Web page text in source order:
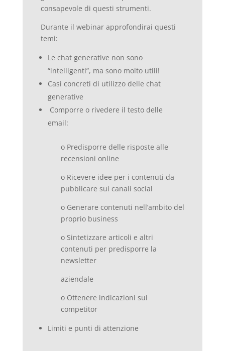
consapevole di questi strumenti.
Durante il webinar approfondirai questi
temi:
Le chat generative non sono
“intelligenti”, ma sono molto utili!
Casi concreti di utilizzo delle chat
generative
Comporre o rivedere il testo delle
email:
o Predisporre delle risposte alle
recensioni online
o Ricevere idee per i contenuti da
pubblicare sui canali social
o Generare contenuti nell’ambito del
proprio business
o Sintetizzare articoli e altri
contenuti per predisporre la
newsletter
aziendale
o Ottenere indicazioni sui
competitor
Limiti e punti di attenzione